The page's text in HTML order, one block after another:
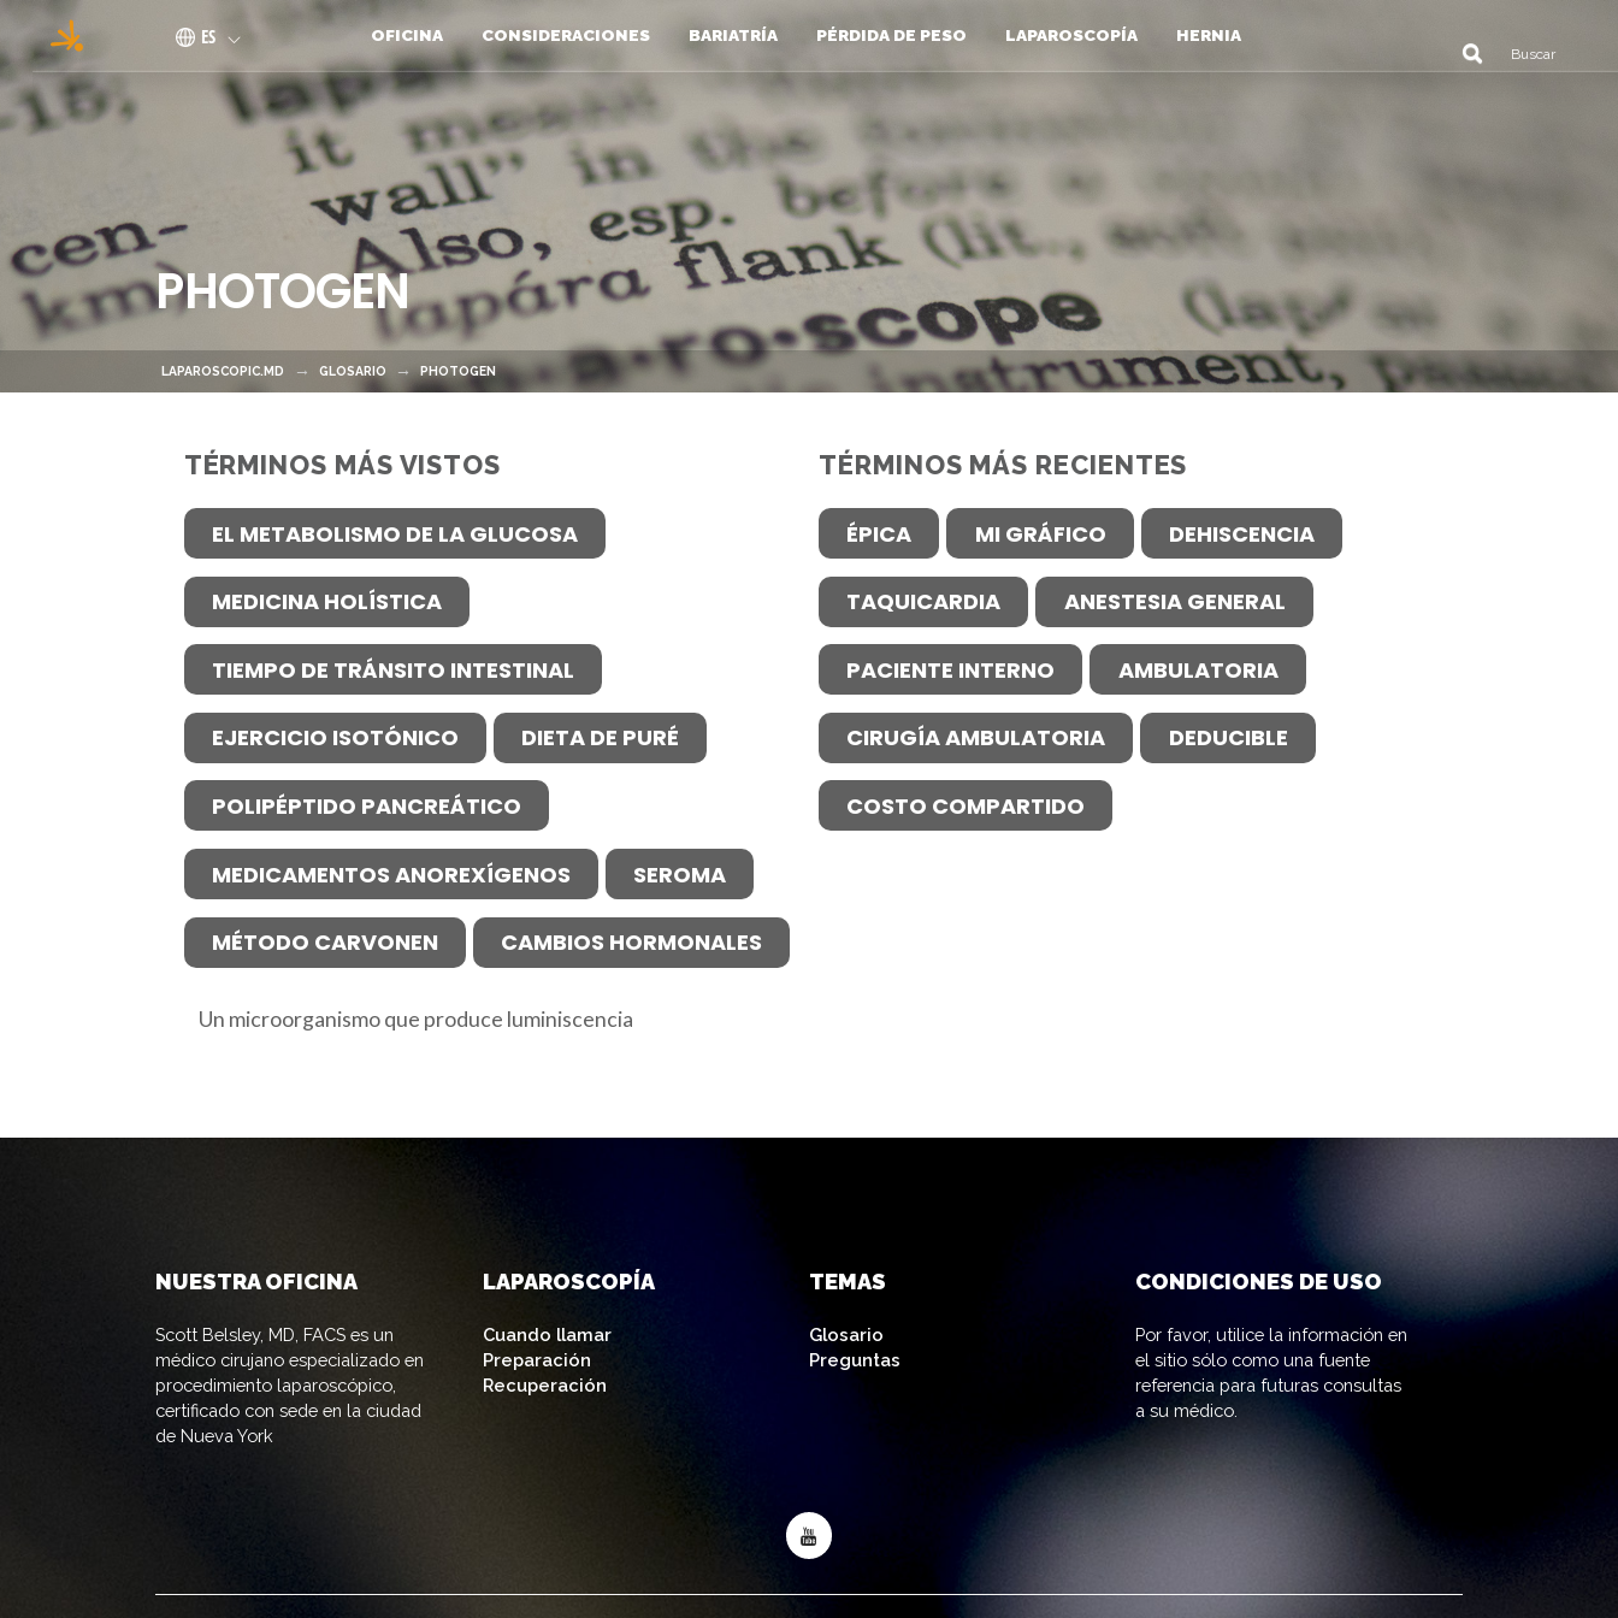
Pasar al contenido principal
ES OFICINA CONSIDERACIONES BARIATRÍA PÉRDIDA DE PESO LAPAROSCOPÍA HERNIA
PHOTOGEN
LAPAROSCOPIC.MD GLOSARIO PHOTOGEN
TÉRMINOS MÁS VISTOS
EL METABOLISMO DE LA GLUCOSA
MEDICINA HOLÍSTICA
TIEMPO DE TRÁNSITO INTESTINAL
EJERCICIO ISOTÓNICO DIETA DE PURÉ
POLIPÉPTIDO PANCREÁTICO
MEDICAMENTOS ANOREXÍGENOS SEROMA
MÉTODO CARVONEN CAMBIOS HORMONALES
TÉRMINOS MÁS RECIENTES
ÉPICA MI GRÁFICO DEHISCENCIA
TAQUICARDIA ANESTESIA GENERAL
PACIENTE INTERNO AMBULATORIA
CIRUGÍA AMBULATORIA DEDUCIBLE
COSTO COMPARTIDO
Un microorganismo que produce luminiscencia
NUESTRA OFICINA
Scott Belsley, MD, FACS es un
médico cirujano especializado en
procedimiento laparoscópico,
certificado con sede en la ciudad
de Nueva York
LAPAROSCOPÍA
Cuando llamar
Preparación
Recuperación
TEMAS
Glosario
Preguntas
CONDICIONES DE USO
Por favor, utilice la información en
el sitio sólo como una fuente
referencia para futuras consultas
a su médico.